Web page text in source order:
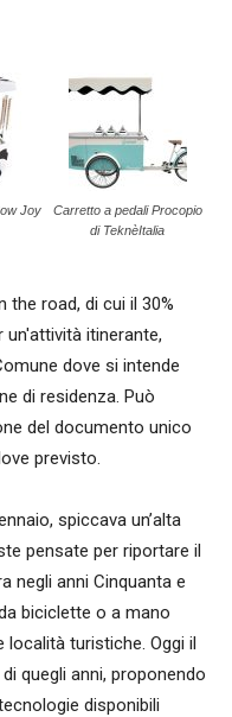
Joy
Carretto a pedali Procopio
di TeknèItalia
the road, di cui il 30%
itinerante,
dove si intende
di residenza. Può
del documento unico
previsto.
spiccava un’alta
pensate per riportare il
negli anni Cinquanta e
biciclette o a mano
località turistiche. Oggi il
quegli anni, proponendo
disponibili